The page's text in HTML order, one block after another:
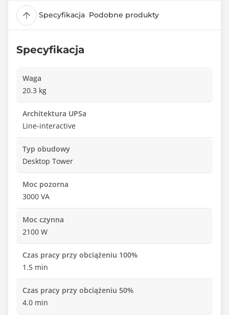
Specyfikacja Podobne produkty
Specyfikacja
Waga
20.3 kg
Architektura UPSa
Line-interactive
Typ obudowy
Desktop Tower
Moc pozorna
3000 VA
Moc czynna
2100 W
Czas pracy przy obciążeniu 100%
1.5 min
Czas pracy przy obciążeniu 50%
4.0 min